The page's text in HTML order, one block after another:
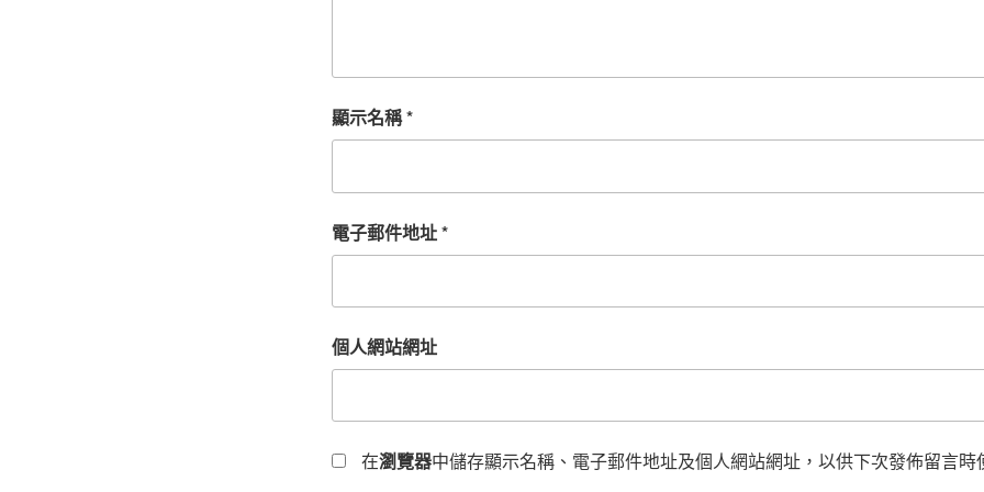
顯示名稱*
電子郵件地址*
個人網站網址
在瀏覽器中儲存顯示名稱、電子郵件地址及個人網站網址，以供下次發佈留言時